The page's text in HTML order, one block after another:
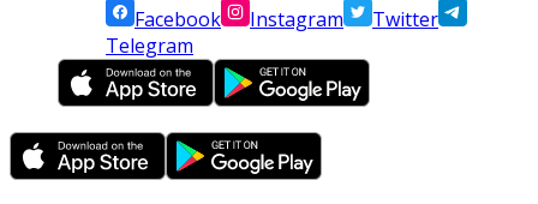
Facebook
Instagram
Twitter
Telegram